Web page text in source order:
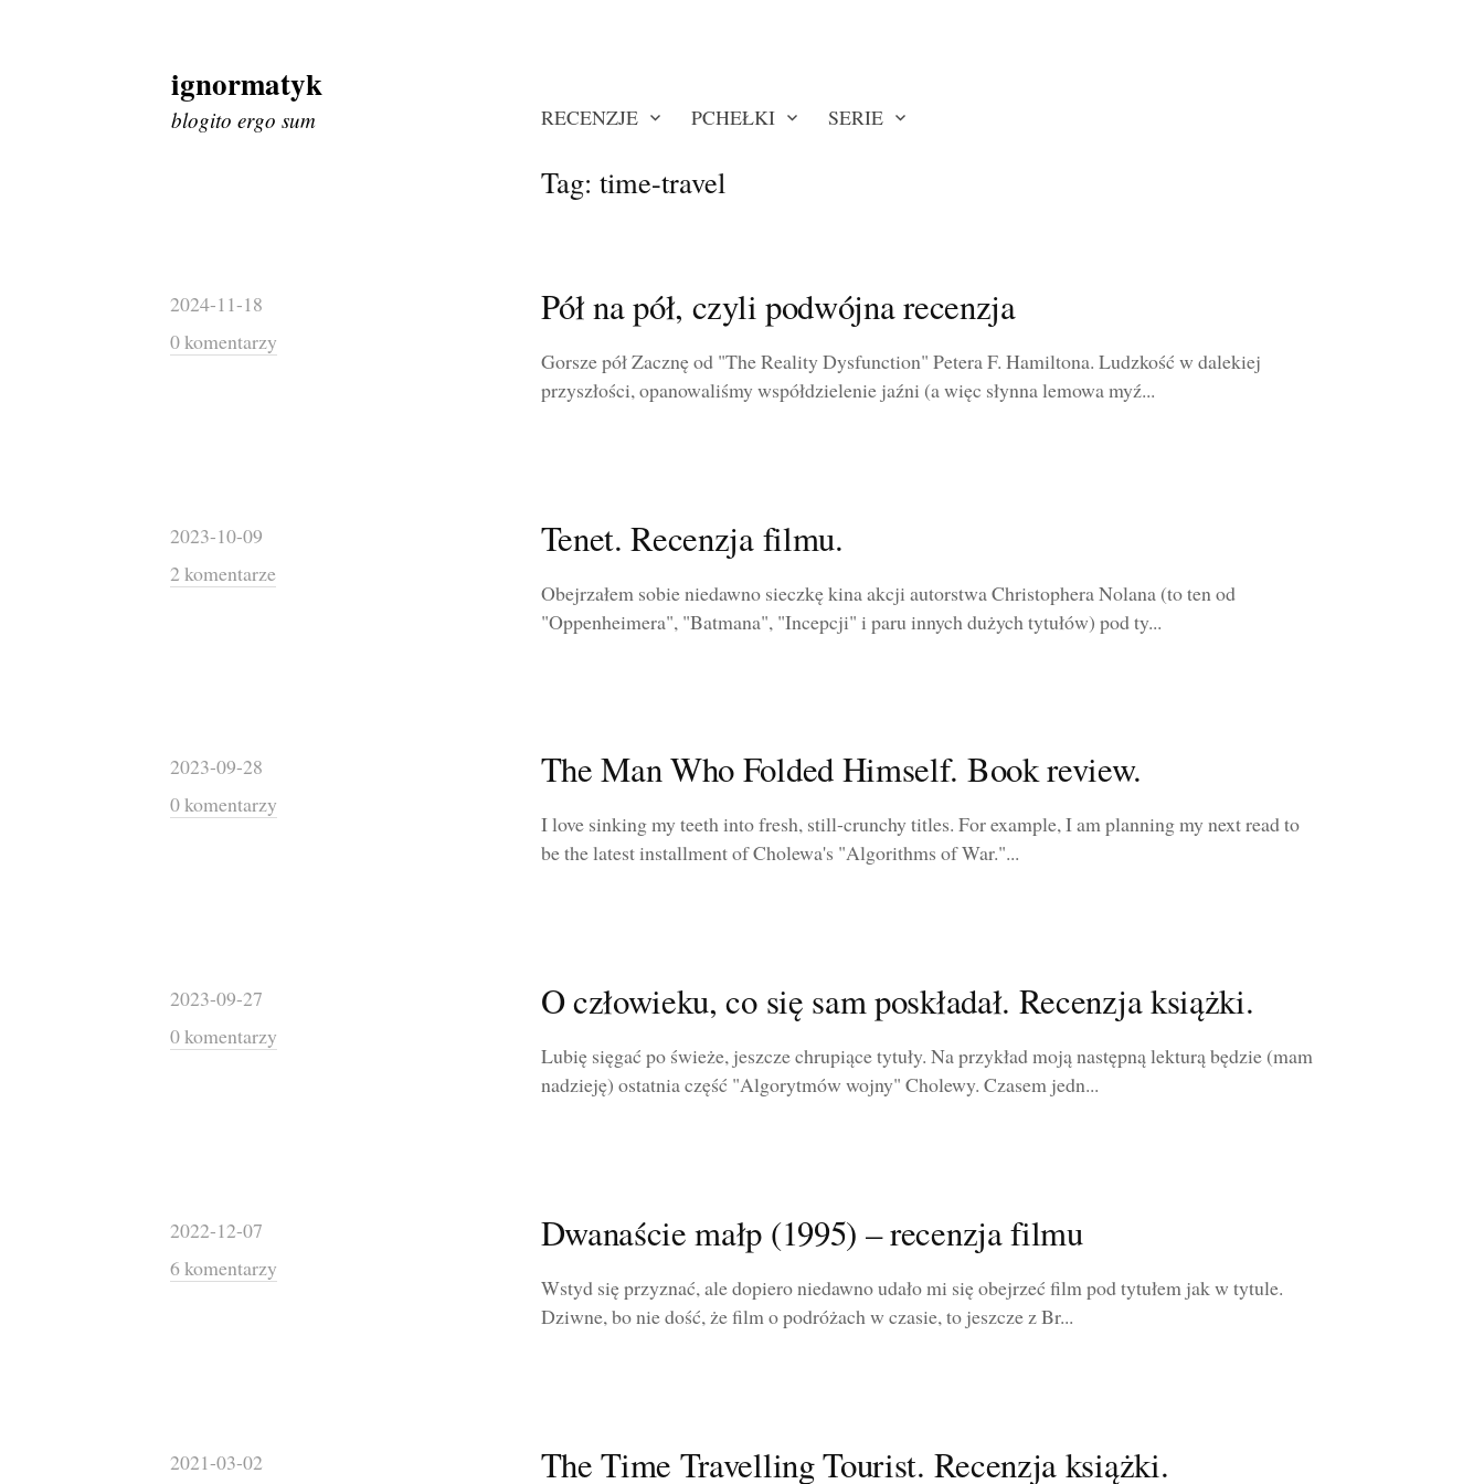
Skip
to
content
ignormatyk
blogito ergo sum RECENZJE PCHEŁKI SERIE
Tag: time-travel
2024-11-18
0 komentarzy
Pół na pół, czyli podwójna recenzja
Gorsze pół Zacznę od "The Reality Dysfunction" Petera F. Hamiltona. Ludzkość w dalekiej
przyszłości, opanowaliśmy współdzielenie jaźni (a więc słynna lemowa myź...
2023-10-09
2 komentarze
Tenet. Recenzja filmu.
Obejrzałem sobie niedawno sieczkę kina akcji autorstwa Christophera Nolana (to ten od
"Oppenheimera", "Batmana", "Incepcji" i paru innych dużych tytułów) pod ty...
2023-09-28
0 komentarzy
The Man Who Folded Himself. Book review.
I love sinking my teeth into fresh, still-crunchy titles. For example, I am planning my next read to
be the latest installment of Cholewa's "Algorithms of War."...
2023-09-27
0 komentarzy
O człowieku, co się sam poskładał. Recenzja książki.
Lubię sięgać po świeże, jeszcze chrupiące tytuły. Na przykład moją następną lekturą będzie (mam
nadzieję) ostatnia część "Algorytmów wojny" Cholewy. Czasem jedn...
2022-12-07
6 komentarzy
Dwanaście małp (1995) – recenzja filmu
Wstyd się przyznać, ale dopiero niedawno udało mi się obejrzeć film pod tytułem jak w tytule.
Dziwne, bo nie dość, że film o podróżach w czasie, to jeszcze z Br...
2021-03-02 The Time Travelling Tourist. Recenzja książki.